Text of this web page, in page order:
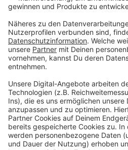
Evelyn Werner
Comitee Düsseldorfer Carneval
Anzeige
Anzeige